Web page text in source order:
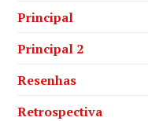
Principal
Principal 2
Resenhas
Retrospectiva